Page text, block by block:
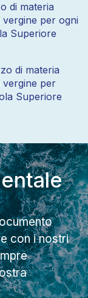
di materia
per ogni
Superiore
di materia
vergine per
Superiore
con i nostri